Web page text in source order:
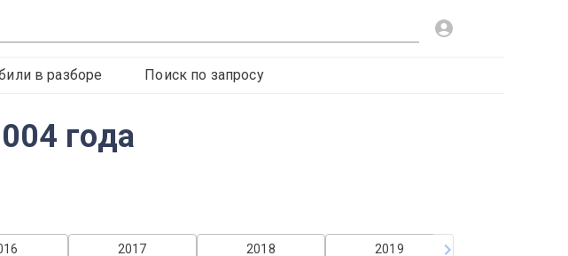
в разборе Поиск по запросу
года
2019
2018
2017